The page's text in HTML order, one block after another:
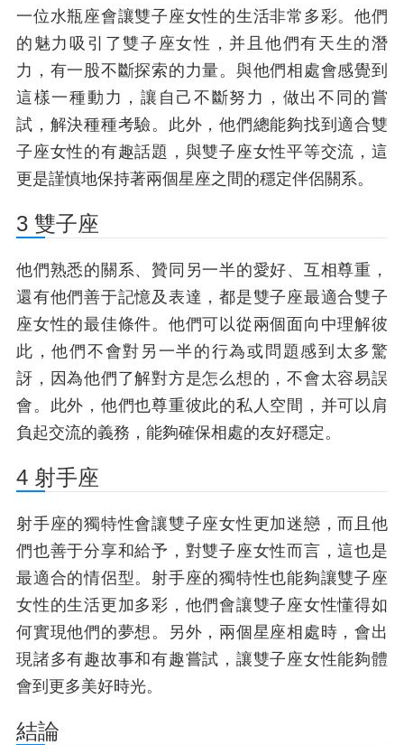
一位水瓶座會讓雙子座女性的生活非常多彩。他們
的魅力吸引了雙子座女性，并且他們有天生的潛
力，有一股不斷探索的力量。與他們相處會感覺到
這樣一種動力，讓自己不斷努力，做出不同的嘗
試，解決種種考驗。此外，他們總能夠找到適合雙
子座女性的有趣話題，與雙子座女性平等交流，這
更是謹慎地保持著兩個星座之間的穩定伴侶關系。
3 雙子座
他們熟悉的關系、贊同另一半的愛好、互相尊重，
還有他們善于記憶及表達，都是雙子座最適合雙子
座女性的最佳條件。他們可以從兩個面向中理解彼
此，他們不會對另一半的行為或問題感到太多驚
訝，因為他們了解對方是怎么想的，不會太容易誤
會。此外，他們也尊重彼此的私人空間，并可以肩
負起交流的義務，能夠確保相處的友好穩定。
4 射手座
射手座的獨特性會讓雙子座女性更加迷戀，而且他
們也善于分享和給予，對雙子座女性而言，這也是
最適合的情侶型。射手座的獨特性也能夠讓雙子座
女性的生活更加多彩，他們會讓雙子座女性懂得如
何實現他們的夢想。另外，兩個星座相處時，會出
現諸多有趣故事和有趣嘗試，讓雙子座女性能夠體
會到更多美好時光。
結論